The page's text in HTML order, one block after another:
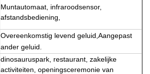
Muntautomaat, infraroodsensor,
afstandsbediening,
Overeenkomstig levend geluid, Aangepast
ander geluid.
dinosauruspark, restaurant, zakelijke
activiteiten, openingsceremonie van